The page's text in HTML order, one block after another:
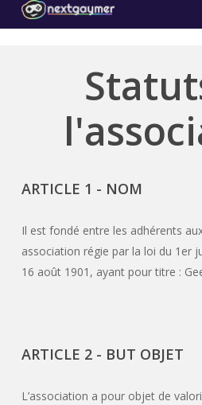
to
ARTICLE 1 - NOM
Il est fondé entre les adhérents
association régie par la loi du 1er
16 août 1901, ayant pour titre :
ARTICLE 2 - BUT OBJET
L’association a pour objet de